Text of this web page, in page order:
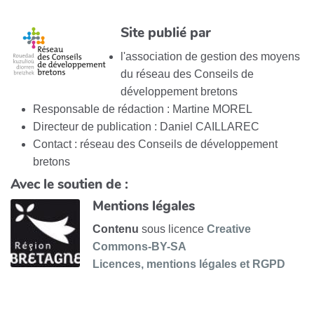
Site publié par
l'association de gestion des moyens
du réseau des Conseils de
développement bretons
Responsable de rédaction : Martine MOREL
Directeur de publication : Daniel CAILLAREC
Contact : réseau des Conseils de développement
bretons
Avec le soutien de :
Mentions légales
Contenu sous licence Creative
Commons-BY-SA
Licences, mentions légales et RGPD